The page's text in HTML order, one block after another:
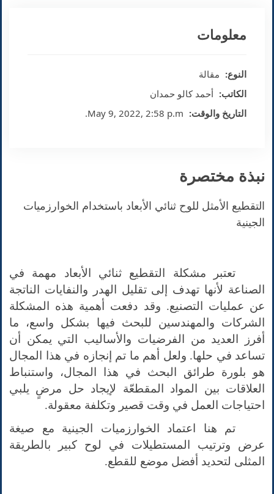
معلومات
النوع: مقالة
الكاتب: أحمد كالو حمدان
التاريخ والوقت:
نبذة مختصرة
التقطيع الأمثل للوح ثنائي الأبعاد باستخدام الخوارزميات
الجينية
تعتبر مشكلة التقطيع ثنائي الأبعاد مهمة في
الصناعة لأنها تهدف إلى تقليل الهدر والنفايات الناتجة
عن عمليات التصنيع. وقد دفعت أهمية هذه المشكلة
الشركات والمهندسين للبحث فيها بشكل واسع، ما
أفرز العديد من الفرضيات والأساليب التي يمكن أن
تساعد في حلها. ولعل أهم ما تم إنجازه في هذا المجال
هو بلورة طرائق البحث في هذا المجال، واستنباط
العلاقات بين المواد المقطعّة لإيجاد حل مرضٍ يلبي
احتياجات العمل في وقت قصير وتكلفة معقولة.
تم هنا اعتماد الخوارزميات الجينية مع صيغة
عرض وترتيب المستطيلات في لوح كبير بالطريقة
المثلى لتحديد أفضل موضع للقطع.